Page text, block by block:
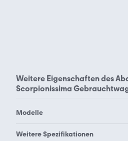
Weitere Eigenschaften des
Scorpionissima
Modelle
Abarth 124 Spider
Weitere Spezifikationen